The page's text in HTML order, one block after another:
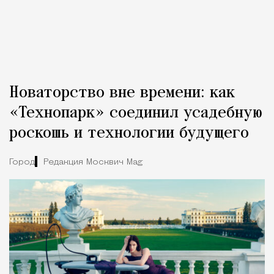
Новаторство вне времени: как
«Технопарк» соединил усадебную
роскошь и технологии будущего
Город Редакция Москвич Mag